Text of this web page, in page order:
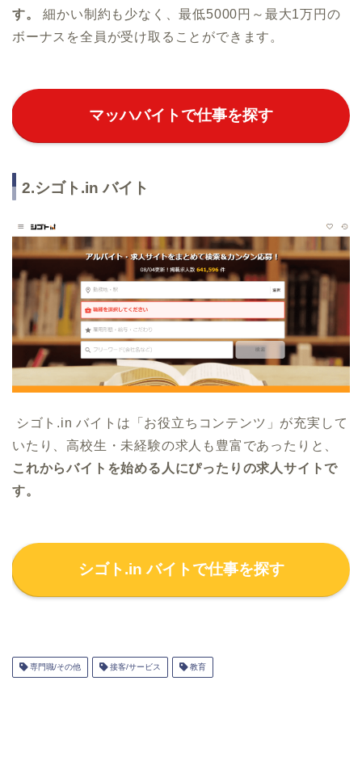
す。
細かい制約も少なく、最低5000円～最大1万円の
ボーナスを全員が受け取ることができます。
マッハバイトで仕事を探す
2.シゴト.in バイト
シゴト.in バイトは「お役立ちコンテンツ」が充実して
いたり、高校生・未経験の求人も豊富であったりと、
これからバイトを始める人にぴったりの求人サイトで
す。
シゴト.in バイトで仕事を探す
専門職/その他 接客/サービス 教育